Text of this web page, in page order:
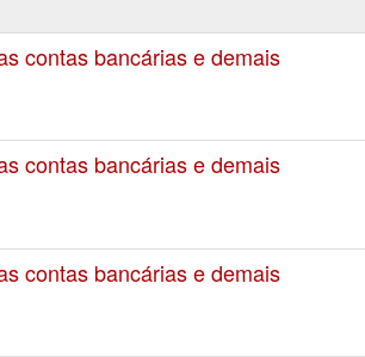
contas bancárias e demais
contas bancárias e demais
contas bancárias e demais